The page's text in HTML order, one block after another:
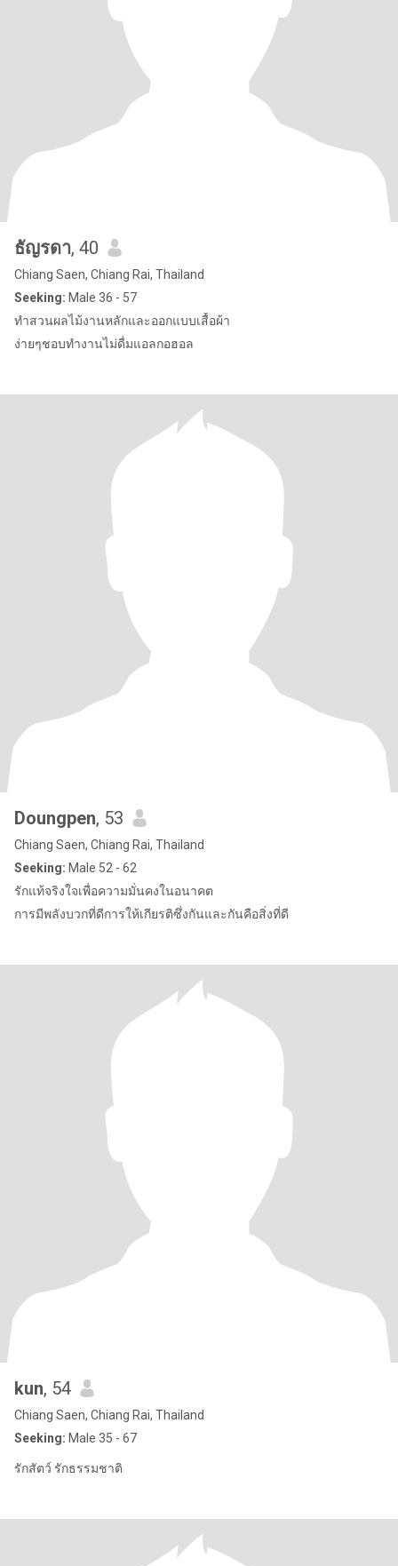
ธัญรดา, 40
Chiang Saen, Chiang Rai, Thailand
Seeking: Male 36 - 57
ทำสวนผลไม้งานหลักและออกแบบเสื้อผ้า
ง่ายๆชอบทำงานไม่ดื่มแอลกอฮอล​
Doungpen, 53
Chiang Saen, Chiang Rai, Thailand
Seeking: Male 52 - 62
รักแท้จริงใจเพื่อความมั่นคงในอนาคต
การมีพลังบวกที่ดีการให้เกียรติซึ่งกันและกันคือสิ่งที่ดี
kun, 54
Chiang Saen, Chiang Rai, Thailand
Seeking: Male 35 - 67
รักสัตว์ รักธรรมชาติ